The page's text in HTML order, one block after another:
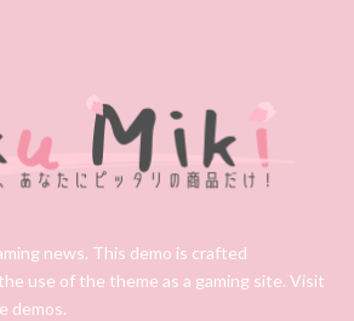
news. This demo is crafted
use of the theme as a gaming site. Visit
demos.